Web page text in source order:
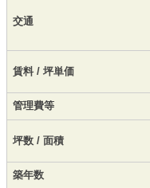
交通
賃料 / 坪単価
管理費等
坪数 / 面積
築年数